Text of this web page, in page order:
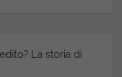
La storia di